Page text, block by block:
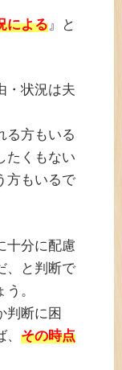
による』と
・状況は夫
る方もいる
たくもない
方もいるで
十分に配慮
、と判断で
。
判断に困
その時点